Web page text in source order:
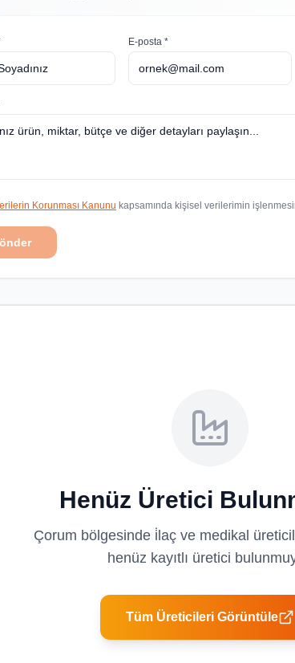
E-posta *
Korunması Kanunu kapsamında kişisel verilerimin
Henüz Üretici
Çorum bölgesinde i̇laç ve medikal
henüz kayıtlı üretici
Tüm Üreticileri Görüntüle